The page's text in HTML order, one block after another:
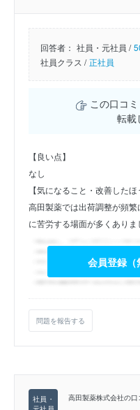
回答者： 社員・元社員 /
社員クラス / 正社員
この口コミ
転載
【良い点】
なし
【気になること・改善したほ
高田製薬では出荷調整が頻
に苦労する場面が多くありま
会員登録（
問題を報告する
高田製薬株式会社の